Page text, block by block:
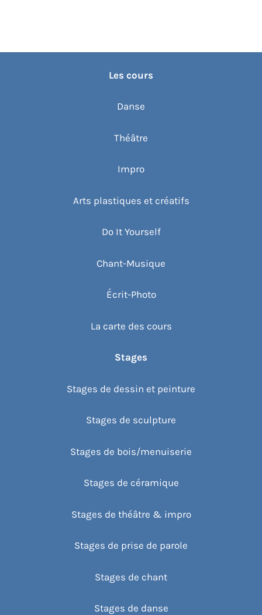
Les cours
Danse
Théâtre
Impro
Arts plastiques et créatifs
Do It Yourself
Chant-Musique
Écrit-Photo
La carte des cours
Stages
Stages de dessin et peinture
Stages de sculpture
Stages de bois/menuiserie
Stages de céramique
Stages de théâtre & impro
Stages de prise de parole
Stages de chant
Stages de danse